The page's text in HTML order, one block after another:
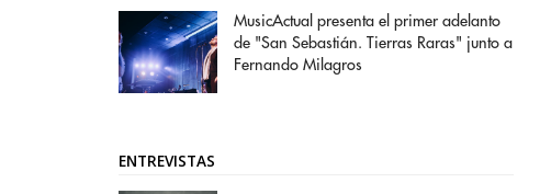
MusicActual presenta el primer adelanto
de "San Sebastián. Tierras Raras" junto a
Fernando Milagros
ENTREVISTAS